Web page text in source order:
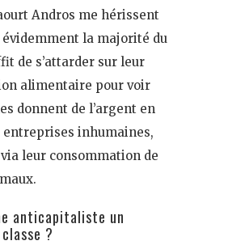
Andros me hérissent
la majorité du
de s’attarder sur leur
alimentaire pour voir
donnent de l’argent en
entreprises inhumaines,
leur consommation de
anticapitaliste un
?